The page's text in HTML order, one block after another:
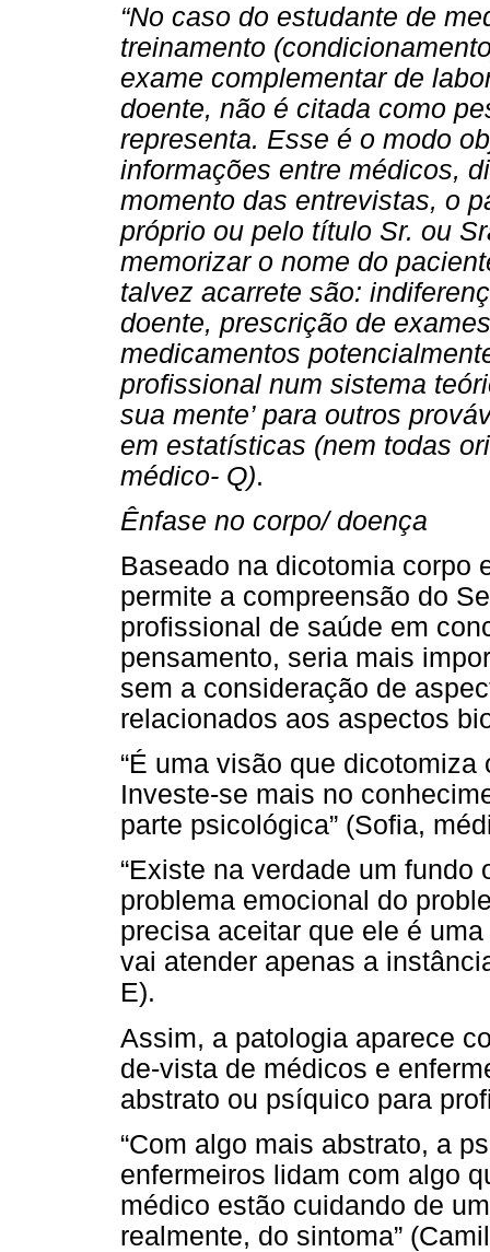
“No caso do estudante de
treinamento
exame complementar de
doente, não é citada como
representa. Esse é o modo
informações entre médicos,
momento das entrevistas, o
próprio ou pelo título Sr. ou
memorizar o nome do
talvez acarrete são:
doente, prescrição de
medicamentos
profissional num sistema
sua mente’ para outros
em estatísticas (nem todas
médico- Q).
Ênfase no corpo/ doença
Baseado na dicotomia corpo
permite a compreensão do
profissional de saúde em
pensamento, seria mais
sem a consideração de
relacionados aos aspectos
“É uma visão que
Investe-se mais no
parte psicológica” (Sofia,
“Existe na verdade um
problema emocional do
precisa aceitar que ele é
vai atender apenas a
E).
Assim, a patologia aparece
de-vista de médicos e
abstrato ou psíquico para
“Com algo mais abstrato, a
enfermeiros lidam com algo
médico estão cuidando de
realmente, do sintoma”